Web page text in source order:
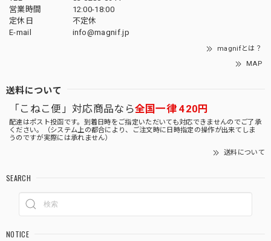
営業時間
12:00-18:00
定休日
不定休
E-mail
info@magnif.jp
magnifとは？
MAP
送料について
「こねこ便」対応商品なら全国一律 420円
配達はポスト投函です。到着日時をご指定いただいても対応できませんのでご了承
ください。（システム上の都合により、ご注文時に日時指定の操作が出来てしま
うのですが実際には承れません）
送料について
SEARCH
NOTICE